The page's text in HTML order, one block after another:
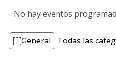
No hay eventos
Categorías
General Todas las